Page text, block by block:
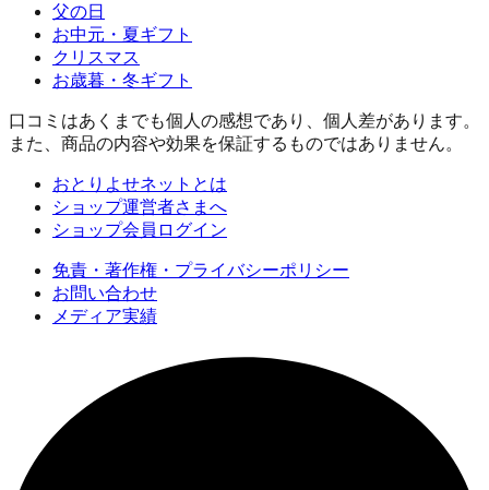
父の日
お中元・夏ギフト
クリスマス
お歳暮・冬ギフト
口コミはあくまでも個人の感想であり、個人差があります。
また、商品の内容や効果を保証するものではありません。
おとりよせネットとは
ショップ運営者さまへ
ショップ会員ログイン
免責・著作権・プライバシーポリシー
お問い合わせ
メディア実績